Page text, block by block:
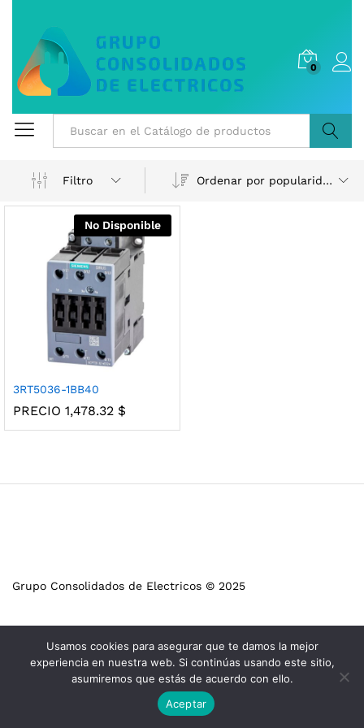
0
Filtro
Ordenar por popularidad
No Disponible
3RT5036-1BB40
PRECIO 1,478.32 $
Grupo Consolidados de Electricos © 2025
Usamos cookies para asegurar que te damos la mejor
experiencia en nuestra web. Si continúas usando este sitio,
asumiremos que estás de acuerdo con ello.
Aceptar